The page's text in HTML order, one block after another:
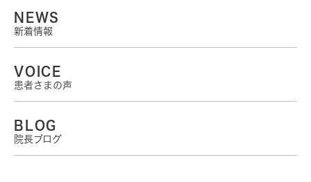
NEWS
新着情報
VOICE
患者さまの声
BLOG
院長ブログ